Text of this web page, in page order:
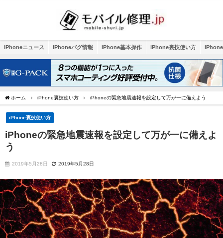
iPhoneニュース iPhoneバグ情報 iPhone基本操作 iPhone裏技使い方
ホーム iPhone裏技使い方 iPhoneの緊急地震速報を設定して万が一に備えよう
iPhone裏技使い方
iPhoneの緊急地震速報を設定して万が一に備えよ
う
2019年5月28日 2019年5月28日